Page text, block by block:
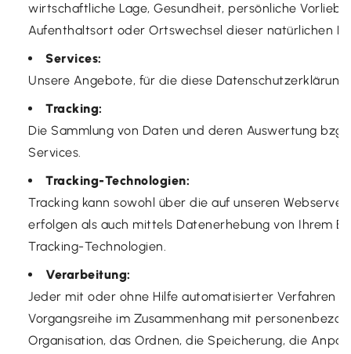
wirtschaftliche Lage, Gesundheit, persönliche
Aufenthaltsort oder Ortswechsel dieser natürlichen
Services:
Unsere Angebote, für die diese
Tracking:
Die Sammlung von Daten und deren Auswertung
Services.
Tracking-Technologien:
Tracking kann sowohl über die auf unseren
erfolgen als auch mittels Datenerhebung von Ihrem
Tracking-Technologien.
Verarbeitung:
Jeder mit oder ohne Hilfe automatisierter Verfahren
Vorgangsreihe im Zusammenhang mit
Organisation, das Ordnen, die Speicherung, die